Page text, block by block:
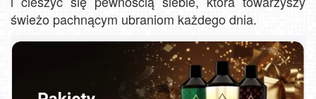
świeżo pachnącym ubraniom każdego dnia.